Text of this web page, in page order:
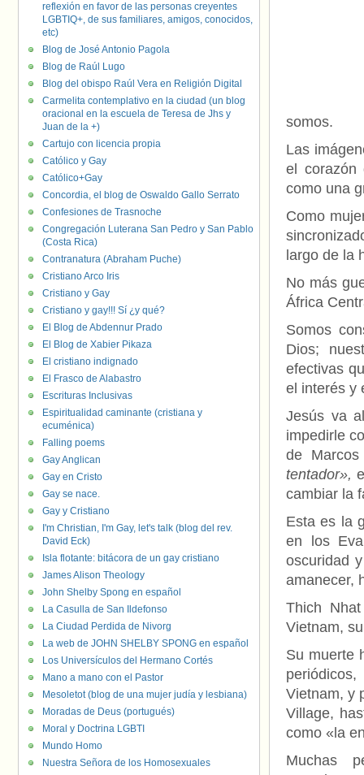
somos.
Las
el corazón
como una
Como
largo de la
No más
África
Somos
Dios;
efectivas
el interés y
Jesús va
impedirle
de
tentador»,
cambiar la
Esta es la
en los
oscuridad
amanecer,
Thich
Vietnam,
Su muerte
Vietnam, y
Village,
como «la
Muchas
reflexión en favor de las personas creyentes
LGBTIQ+, de sus familiares, amigos, conocidos,
etc)
Blog de José Antonio Pagola
Blog de Raúl Lugo
Blog del obispo Raúl Vera en Religión Digital
Carmelita contemplativo en la ciudad (un blog
oracional en la escuela de Teresa de Jhs y
Juan de la +)
Cartujo con licencia propia
Católico y Gay
Católico+Gay
Concordia, el blog de Oswaldo Gallo Serrato
Confesiones de Trasnoche
Congregación Luterana San Pedro y San Pablo
(Costa Rica)
Contranatura (Abraham Puche)
Cristiano Arco Iris
Cristiano y Gay
Cristiano y gay!!! Sí ¿y qué?
El Blog de Abdennur Prado
El Blog de Xabier Pikaza
El cristiano indignado
El Frasco de Alabastro
Escrituras Inclusivas
Espiritualidad caminante (cristiana y
ecuménica)
Falling poems
Gay Anglican
Gay en Cristo
Gay se nace.
Gay y Cristiano
I'm Christian, I'm Gay, let's talk (blog del rev.
David Eck)
Isla flotante: bitácora de un gay cristiano
James Alison Theology
John Shelby Spong en español
La Casulla de San Ildefonso
La Ciudad Perdida de Nivorg
La web de JOHN SHELBY SPONG en español
Los Universículos del Hermano Cortés
Mano a mano con el Pastor
Mesoletot (blog de una mujer judía y lesbiana)
Moradas de Deus (portugués)
Moral y Doctrina LGBTI
Mundo Homo
Nuestra Señora de los Homosexuales